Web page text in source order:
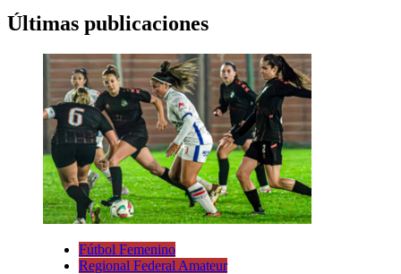
Últimas publicaciones
Fútbol Femenino
Regional Federal Amateur